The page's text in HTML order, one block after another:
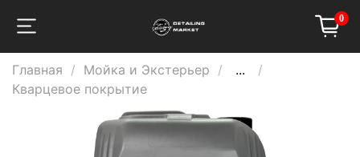
0
Главная Мойка и Экстерьер
...
Кварцевое покрытие